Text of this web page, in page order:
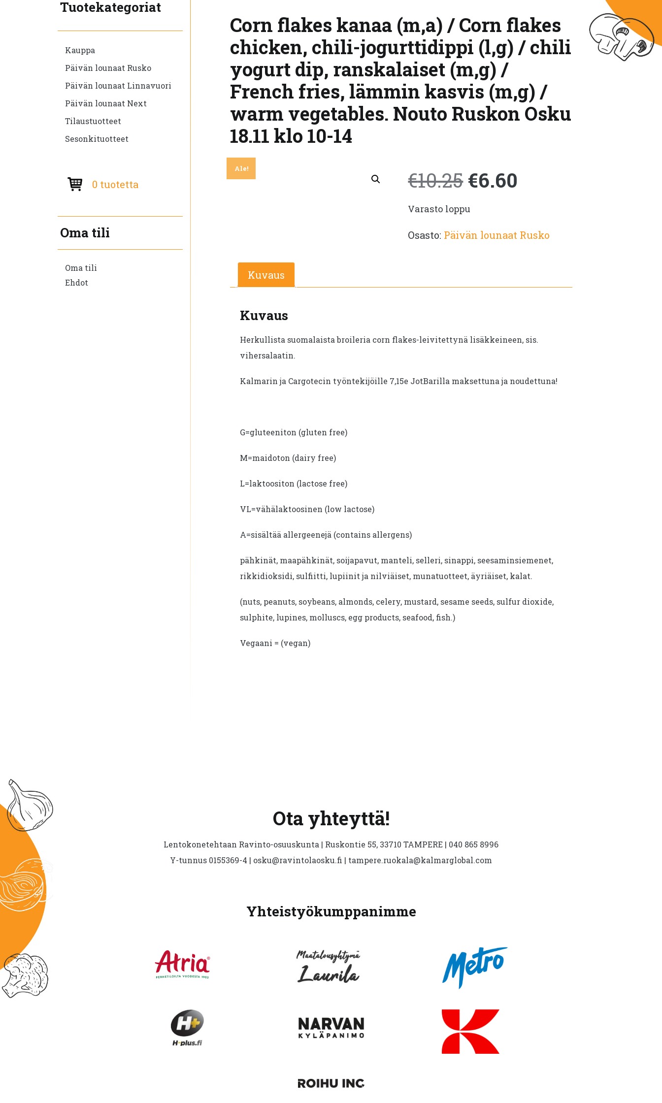
Tuotekategoriat
Kauppa
Päivän lounaat Rusko
Päivän lounaat Linnavuori
Päivän lounaat Next
Tilaustuotteet
Sesonkituotteet
0 tuotetta
Oma tili
Oma tili
Ehdot
Corn flakes kanaa (m,a) / Corn flakes
chicken, chili-jogurttidippi (l,g) / chili
yogurt dip, ranskalaiset (m,g) /
French fries, lämmin kasvis (m,g) /
warm vegetables. Nouto Ruskon Osku
18.11 klo 10-14
Ale! €10.25Alkuperäinen
hinta
€6.60
Varasto loppu
Osasto: Päivän lounaat Rusko
Kuvaus
Kuvaus
Herkullista suomalaista broileria corn flakes-leivitettynä lisäkkeineen, sis.
vihersalaatin.
Kalmarin ja Cargotecin työntekijöille 7,15e JotBarilla maksettuna ja noudettuna!
G=gluteeniton (gluten free)
M=maidoton (dairy free)
L=laktoositon (lactose free)
VL=vähälaktoosinen (low lactose)
A=sisältää allergeenejä (contains allergens)
pähkinät, maapähkinät, soijapavut, manteli, selleri, sinappi, seesaminsiemenet,
rikkidioksidi, sulfiitti, lupiinit ja nilviäiset, munatuotteet, äyriäiset, kalat.
(nuts, peanuts, soybeans, almonds, celery, mustard, sesame seeds, sulfur dioxide,
sulphite, lupines, molluscs, egg products, seafood, fish.)
Vegaani = (vegan)
Ota yhteyttä!
Lentokonetehtaan Ravinto-osuuskunta | Ruskontie 55, 33710 TAMPERE | 040 865 8996
Y-tunnus 0155369-4 | osku@ravintolaosku.fi | tampere.ruokala@kalmarglobal.com
Yhteistyökumppanimme